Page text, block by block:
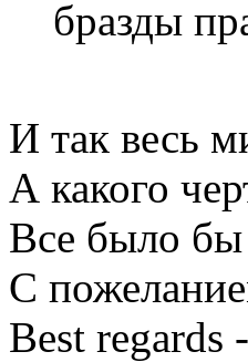
бразды
И так весь
А какого
Все было бы
С
Best regards